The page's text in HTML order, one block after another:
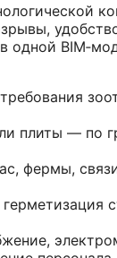
плиты — по
фермы,